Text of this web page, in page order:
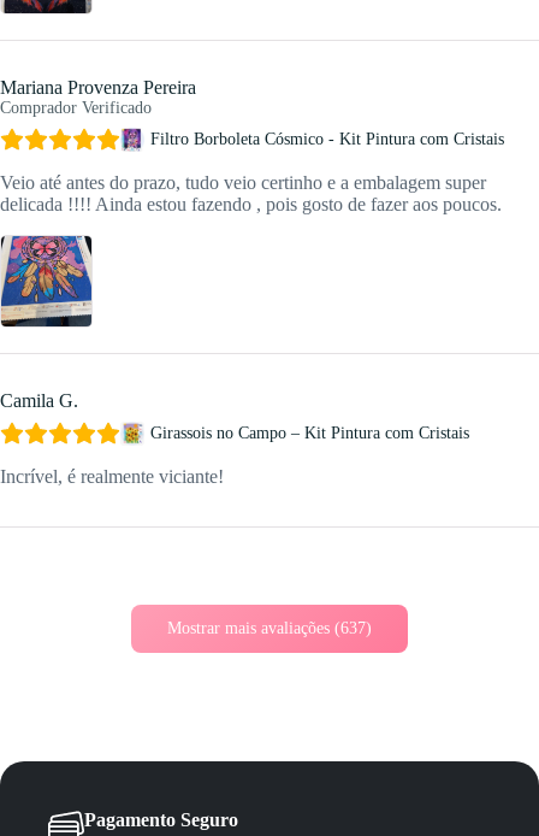
Mariana Provenza Pereira
Comprador Verificado
Filtro Borboleta Cósmico - Kit Pintura com Cristais
Veio até antes do prazo, tudo veio certinho e a embalagem super
delicada !!!! Ainda estou fazendo , pois gosto de fazer aos poucos.
Camila G.
Girassois no Campo – Kit Pintura com Cristais
Incrível, é realmente viciante!
Mostrar mais avaliações (637)
Pagamento Seguro